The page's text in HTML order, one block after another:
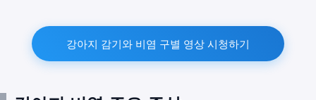
강아지 감기와 비염 구별 영상 시청하기